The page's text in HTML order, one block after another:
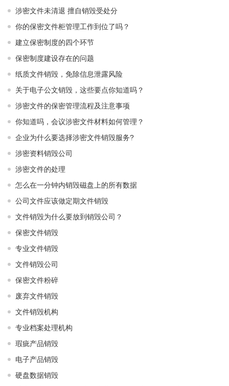
涉密文件未清退 擅自销毁受处分
你的保密文件柜管理工作到位了吗？
建立保密制度的四个环节
保密制度建设存在的问题
纸质文件销毁，免除信息泄露风险
关于电子公文销毁，这些要点你知道吗？
涉密文件的保密管理流程及注意事项
你知道吗，会议涉密文件材料如何管理？
企业为什么要选择涉密文件销毁服务?
涉密资料销毁公司
涉密文件的处理
怎么在一分钟内销毁磁盘上的所有数据
公司文件应该做定期文件销毁
文件销毁为什么要放到销毁公司？
保密文件销毁
专业文件销毁
文件销毁公司
保密文件粉碎
废弃文件销毁
文件销毁机构
专业档案处理机构
瑕疵产品销毁
电子产品销毁
硬盘数据销毁